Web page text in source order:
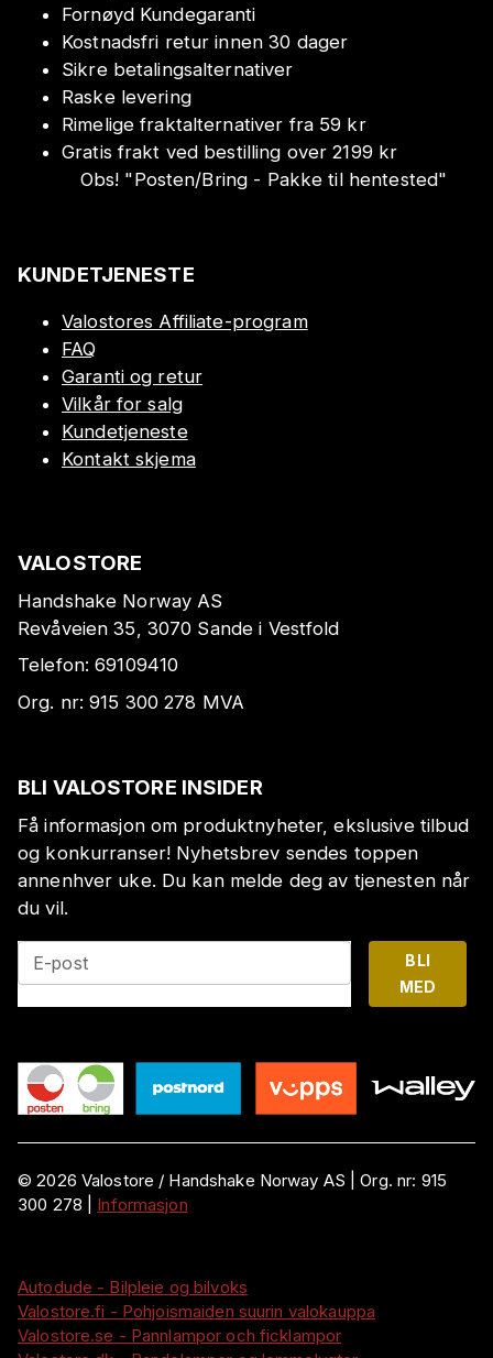
Fornøyd Kundegaranti
Kostnadsfri retur innen 30 dager
Sikre betalingsalternativer
Raske levering
Rimelige fraktalternativer fra 59 kr
Gratis frakt ved bestilling over 2199 kr
Obs! "Posten/Bring - Pakke til hentested"
KUNDETJENESTE
Valostores Affiliate-program
FAQ
Garanti og retur
Vilkår for salg
Kundetjeneste
Kontakt skjema
VALOSTORE
Handshake Norway AS
Revåveien 35, 3070 Sande i Vestfold
Telefon:69109410
Org. nr:915 300 278 MVA
BLI VALOSTORE INSIDER
Få informasjon om produktnyheter, ekslusive tilbud
og konkurranser! Nyhetsbrev sendes toppen
annenhver uke. Du kan melde deg av tjenesten når
du vil.
E-post
BLI
MED
©2026 Valostore / Handshake Norway AS |Org. nr: 915
300 278
Informasjon
Autodude - Bilpleie og bilvoks
Valostore.fi - Pohjoismaiden suurin valokauppa
Valostore.se - Pannlampor och ficklampor